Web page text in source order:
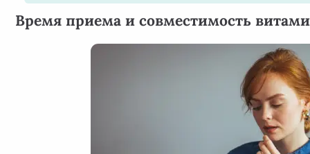
Время приема и совместимость